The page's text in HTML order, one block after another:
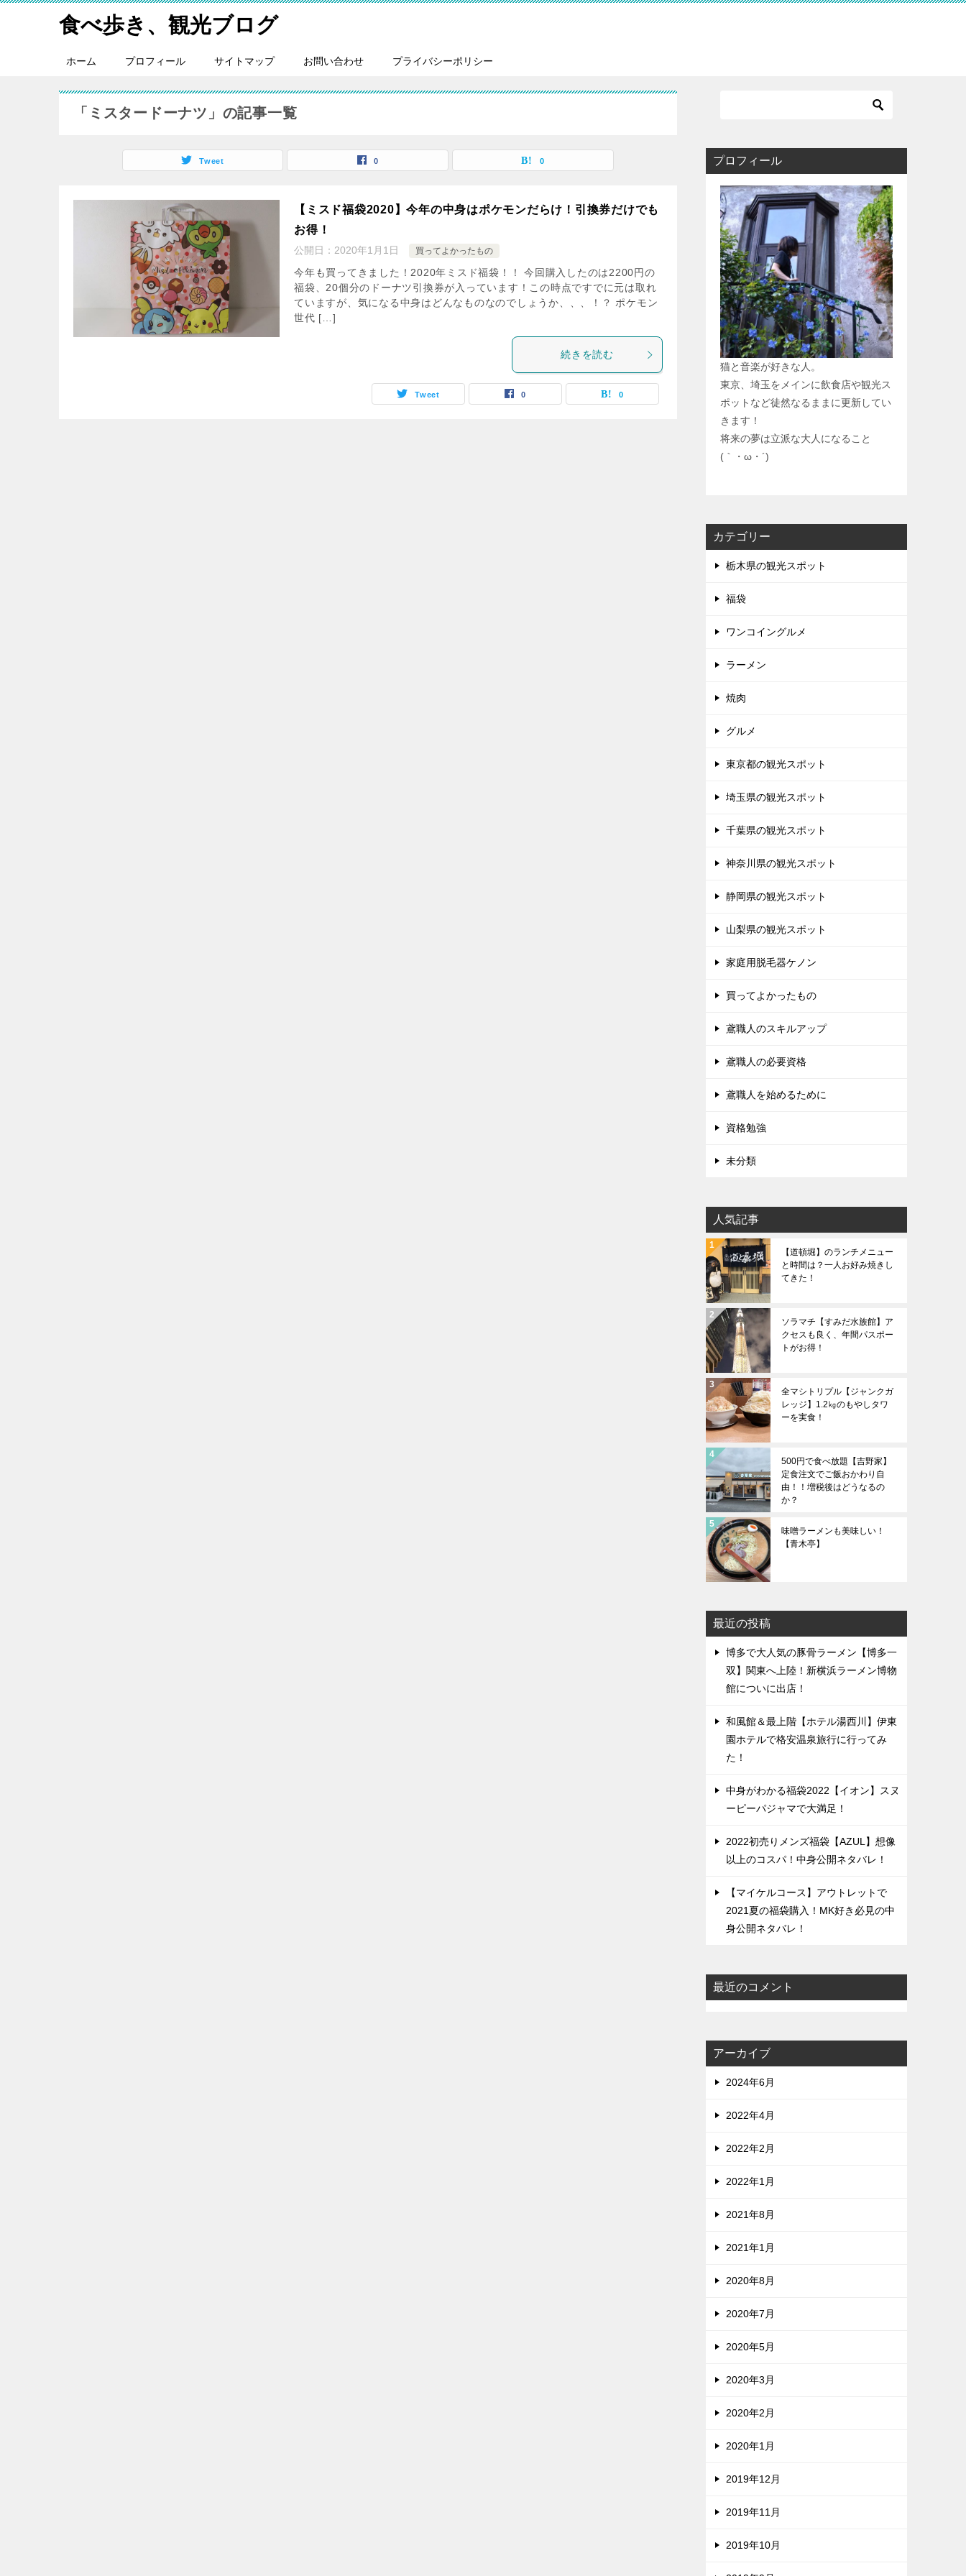
食べ歩き、観光ブログ
ホーム プロフィール サイトマップ お問い合わせ プライバシーポリシー
「ミスタードーナツ」の記事一覧
Tweet 0 0
【ミスド福袋2020】今年の中身はポケモンだらけ！引換券だけでも
お得！
公開日： 2020年1月1日 買ってよかったもの
今年も買ってきました！2020年ミスド福袋！！ 今回購入したのは2200円の
福袋、20個分のドーナツ引換券が入っています！この時点ですでに元は取れ
ていますが、気になる中身はどんなものなのでしょうか、、、！？ ポケモン
世代 […]
続きを読む
Tweet 0 0
プロフィール
猫と音楽が好きな人。
東京、埼玉をメインに飲食店や観光ス
ポットなど徒然なるままに更新してい
きます！
将来の夢は立派な大人になること
(｀・ω・´)
カテゴリー
栃木県の観光スポット
福袋
ワンコイングルメ
ラーメン
焼肉
グルメ
東京都の観光スポット
埼玉県の観光スポット
千葉県の観光スポット
神奈川県の観光スポット
静岡県の観光スポット
山梨県の観光スポット
家庭用脱毛器ケノン
買ってよかったもの
鳶職人のスキルアップ
鳶職人の必要資格
鳶職人を始めるために
資格勉強
未分類
人気記事
【道頓堀】のランチメニュー
と時間は？一人お好み焼きし
てきた！
ソラマチ【すみだ水族館】ア
クセスも良く、年間パスポー
トがお得！
全マシトリプル【ジャンクガ
レッジ】1.2㎏のもやしタワ
ーを実食！
500円で食べ放題【吉野家】
定食注文でご飯おかわり自
由！！増税後はどうなるの
か？
味噌ラーメンも美味しい！
【青木亭】
最近の投稿
博多で大人気の豚骨ラーメン【博多一
双】関東へ上陸！新横浜ラーメン博物
館についに出店！
和風館＆最上階【ホテル湯西川】伊東
園ホテルで格安温泉旅行に行ってみ
た！
中身がわかる福袋2022【イオン】スヌ
ーピーパジャマで大満足！
2022初売りメンズ福袋【AZUL】想像
以上のコスパ！中身公開ネタバレ！
【マイケルコース】アウトレットで
2021夏の福袋購入！MK好き必見の中
身公開ネタバレ！
最近のコメント
アーカイブ
2024年6月
2022年4月
2022年2月
2022年1月
2021年8月
2021年1月
2020年8月
2020年7月
2020年5月
2020年3月
2020年2月
2020年1月
2019年12月
2019年11月
2019年10月